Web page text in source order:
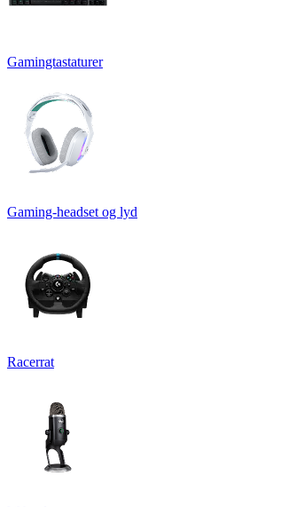
Gamingtastaturer
Gaming-headset og lyd
Racerrat